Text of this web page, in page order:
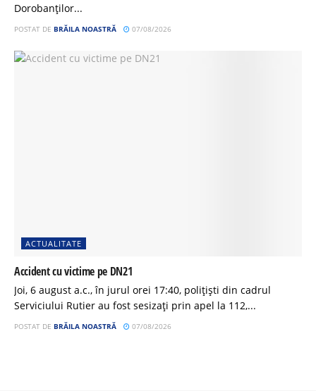
Dorobanților...
POSTAT DE BRĂILA NOASTRĂ 07/08/2026
ACTUALITATE
Accident cu victime pe DN21
Joi, 6 august a.c., în jurul orei 17:40, polițiști din cadrul
Serviciului Rutier au fost sesizați prin apel la 112,...
POSTAT DE BRĂILA NOASTRĂ 07/08/2026